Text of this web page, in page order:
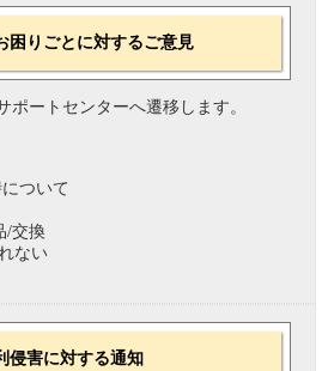
困りごとに対するご意見
ポートセンターへ遷移します。
ついて
/交換
ない
侵害に対する通知